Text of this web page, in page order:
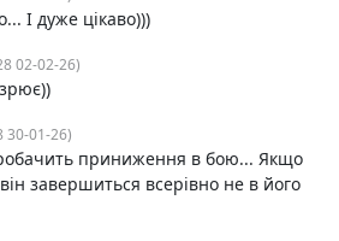
І дуже цікаво)))
02-02-26)
30-01-26)
приниження в бою... Якщо
завершиться всерівно не в його